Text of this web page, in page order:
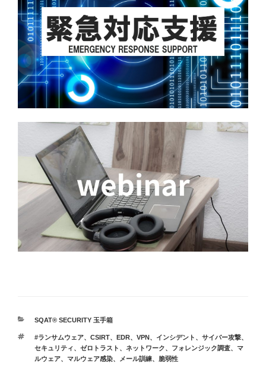
カ
ゴ
リ
ー
SQAT® SECURITY 玉手箱
タ
グ
#ランサムウェア、 CSIRT、 EDR、 VPN 、 インシデント 、 サイバー攻撃、
セキュリティ、 ゼロトラスト 、 ネットワーク、 フォレンジック調査、 マ
ルウェア、 マルウェア感染、 メール訓練、 脆弱性